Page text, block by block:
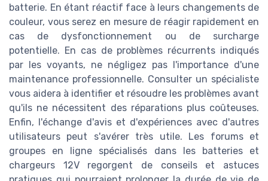
batterie. En étant réactif face à leurs changements de
couleur, vous serez en mesure de réagir rapidement en
cas de dysfonctionnement ou de surcharge
potentielle. En cas de problèmes récurrents indiqués
par les voyants, ne négligez pas l'importance d'une
maintenance professionnelle. Consulter un spécialiste
vous aidera à identifier et résoudre les problèmes avant
qu'ils ne nécessitent des réparations plus coûteuses.
Enfin, l'échange d'avis et d'expériences avec d'autres
utilisateurs peut s'avérer très utile. Les forums et
groupes en ligne spécialisés dans les batteries et
chargeurs 12V regorgent de conseils et astuces